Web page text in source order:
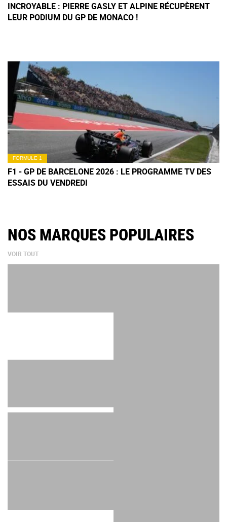
INCROYABLE : PIERRE GASLY ET ALPINE RÉCUPÈRENT
LEUR PODIUM DU GP DE MONACO !
FORMULE 1
F1 - GP DE BARCELONE 2026 : LE PROGRAMME TV DES
ESSAIS DU VENDREDI
NOS MARQUES POPULAIRES
VOIR TOUT